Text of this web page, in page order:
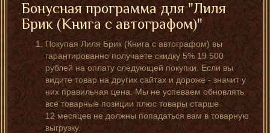
Бонусная программа для "Лиля
Брик (Книга с автографом)"
Покупая Лиля Брик (Книга с автографом) вы
гарантированно получаете скидку 5% 19 500
рублей на оплату следующей покупки. Если вы
видите товар на других сайтах и дороже - значит у
них правильная цена. Мы не успеваем обновлять
все товарные позиции плюс товары старше
12 месяцев не должны попадаться вам в товарную
выгрузку.